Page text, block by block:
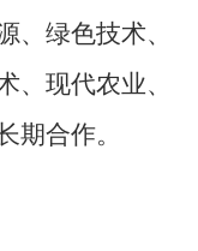
、绿色技术、
、现代农业、
期合作。